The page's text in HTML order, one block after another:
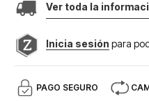
Ver toda la
Inicia sesión para
PAGO SEGURO